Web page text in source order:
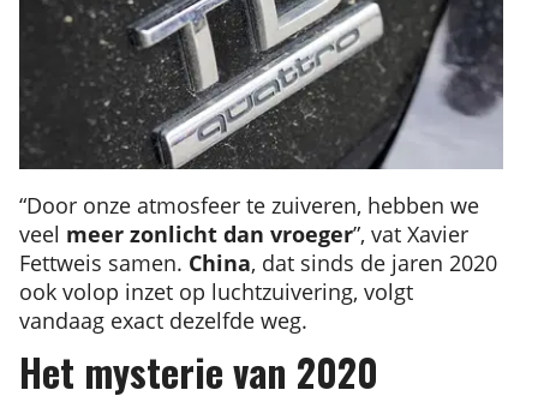
“Door onze atmosfeer te zuiveren, hebben we
veel meer zonlicht dan vroeger”, vat Xavier
Fettweis samen. China, dat sinds de jaren 2020
ook volop inzet op luchtzuivering, volgt
vandaag exact dezelfde weg.
Het mysterie van 2020